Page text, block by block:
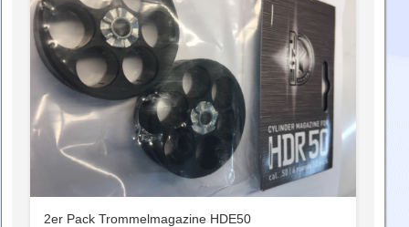
2er Pack Trommelmagazine HDE50